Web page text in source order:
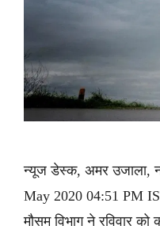
न्यूज डेस्क, अमर उजाला,
May 2020 04:51 PM
मौसम विभाग ने रविवार